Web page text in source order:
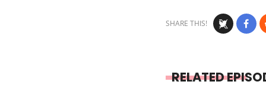
SHARE THIS!
RELATED